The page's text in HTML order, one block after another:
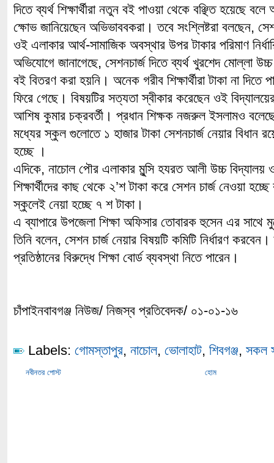
দিতে ব্যর্থ শিক্ষার্থীরা নতুন বই পাওয়া থেকে বঞ্ছিত হয়েছে
ক্ষোভ জানিয়েছেন অভিভাববকরা। তবে সংশ্লিষ্টরা বলছেন,
ওই এলাকার আর্থ-সামাজিক অবস্থার উপর টাকার পরিমাণ
অভিযোগে জানাগেছে, সেশনচার্জ দিতে ব্যর্থ খুরশেদ মোল্লা উচ্চ
বই বিতরণ করা হয়নি। অনেক গরীব শিক্ষার্থীরা টাকা না
ফিরে গেছে। বিষয়টির সত্যতা স্বীকার করেছেন ওই
আশিষ কুমার চক্রবর্তী। প্রধান শিক্ষক নজরুল ইসলামও
মধ্যের স্কুল গুলোতে ১ হাজার টাকা সেশনচার্জ নেয়ার বিধান
হচ্ছে ।
এদিকে, নাচোল পৌর এলাকার মুন্সি হযরত আলী উচ্চ বিদ্যালয়
শিক্ষার্থীদের কাছ থেকে ২’শ টাকা করে সেশন চার্জ নেওয়া
স্কুলেই নেয়া হচ্ছে ৭ শ টাকা।
এ ব্যাপারে উপজেলা শিক্ষা অফিসার তোবারক হুসেন এর সাথে
তিনি বলেন, সেশন চার্জ নেয়ার বিষয়টি কমিটি নির্ধারণ
প্রতিষ্ঠানের বিরুদ্ধে শিক্ষা বোর্ড ব্যবস্থা নিতে পারেন।
চাঁপাইনবাবগঞ্জ নিউজ/ নিজস্ব প্রতিবেদক/ ০১-০১-১৬
Labels: গোমস্তাপুর, নাচোল, ভোলাহাট, শিবগঞ্জ, সকল
নবীনতর পোস্ট হোম